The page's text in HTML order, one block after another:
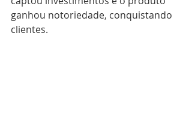
ganhou notoriedade, conquistando
clientes.